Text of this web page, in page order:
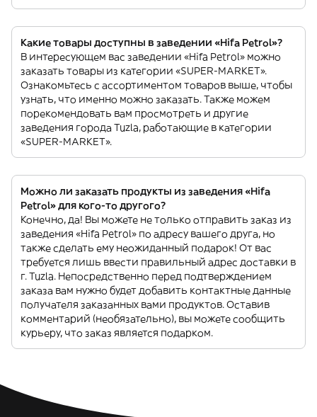
Какие товары доступны в заведении «Hifa Petrol»?
В интересующем вас заведении «Hifa Petrol» можно
заказать товары из категории «SUPER-MARKET».
Ознакомьтесь с ассортиментом товаров выше, чтобы
узнать, что именно можно заказать. Также можем
порекомендовать вам просмотреть и другие
заведения города Tuzla, работающие в категории
«SUPER-MARKET».
Можно ли заказать продукты из заведения «Hifa
Petrol» для кого-то другого?
Конечно, да! Вы можете не только отправить заказ из
заведения «Hifa Petrol» по адресу вашего друга, но
также сделать ему неожиданный подарок! От вас
требуется лишь ввести правильный адрес доставки в
г. Tuzla. Непосредственно перед подтверждением
заказа вам нужно будет добавить контактные данные
получателя заказанных вами продуктов. Оставив
комментарий (необязательно), вы можете сообщить
курьеру, что заказ является подарком.